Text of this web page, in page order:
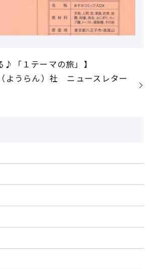
♪「１テーマの旅」】
ようらん）社 ニュースレター